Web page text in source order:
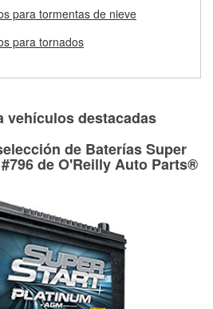
Programa de Préstamo de
discos para determinar si pueden
Si tus tambores o discos no
podemos ayudarte a encontrar las
para tu reparación.
y discos de freno
para tormentas de nieve
para tornados
vehículos destacadas
de Baterías Super
de O'Reilly Auto Parts®